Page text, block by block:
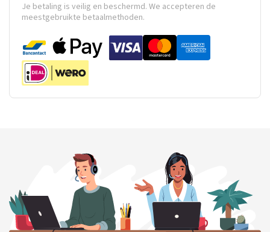
Je betaling is veilig en beschermd. We accepteren de
meestgebruikte betaalmethoden.